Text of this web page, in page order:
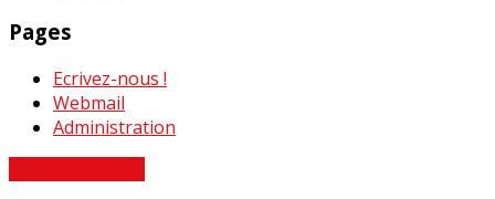
Pages
Ecrivez-nous !
Webmail
Administration